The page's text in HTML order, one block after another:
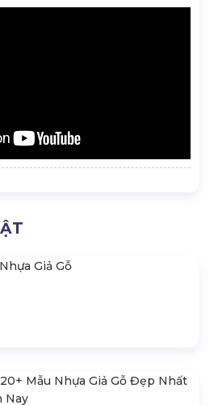
Giả Gỗ
Mẫu Nhựa Giả Gỗ Đẹp Nhất
Nay